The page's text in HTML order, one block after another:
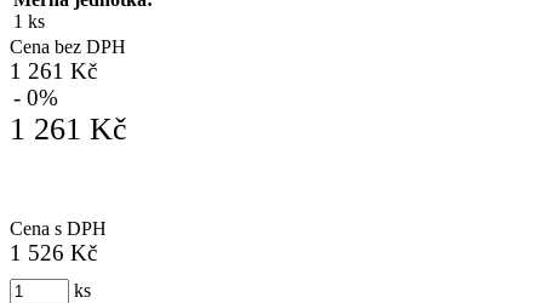
1 ks
Cena bez DPH
1 261 Kč
- 0%
1 261 Kč
Cena s DPH
1 526 Kč
ks